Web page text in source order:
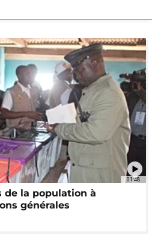
01:48
de la population à
générales